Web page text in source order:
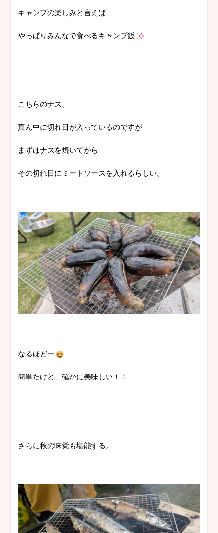
キャンプの楽しみと言えば
やっぱりみんなで食べるキャンプ飯
こちらのナス。
真ん中に切れ目が入っているのですが
まずはナスを焼いてから
その切れ目にミートソースを入れるらしい。
なるほどー
簡単だけど、確かに美味しい！！
さらに秋の味覚も堪能する。